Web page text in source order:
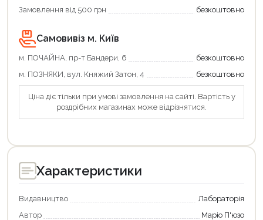
Замовлення від 500 грн
безкоштовно
Самовивіз м. Київ
м. ПОЧАЙНА, пр-т Бандери, 6
безкоштовно
м. ПОЗНЯКИ, вул. Княжий Затон, 4
безкоштовно
Ціна діє тільки при умові замовлення на сайті. Вартість у
роздрібних магазинах може відрізнятися.
Характеристики
Видавництво
Лабораторія
Автор
Маріо П'юзо